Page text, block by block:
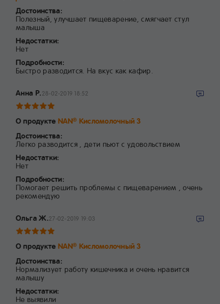
Достоинства:
Полезный, улучшает пищеварение, смягчает стул
малыша
Недостатки:
Нет
Подробности:
Быстро разводится. На вкус как кафир.
Анна Р.28-02-2019 18:52
О продукте NAN® Кисломолочный 3
Достоинства:
Легко разводится , дети пьют с удовольствием
Недостатки:
Нет
Подробности:
Помогает решить проблемы с пищеварением , очень
рекомендую
Ольга Ж.27-02-2019 19:03
О продукте NAN® Кисломолочный 3
Достоинства:
Нормализует работу кишечника и очень нравится
малышу
Недостатки:
Не выявили